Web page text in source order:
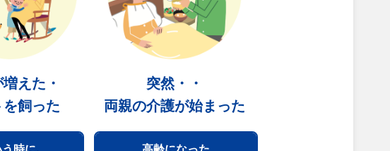
えた・
飼った
突然・・
両親の介護が始まった